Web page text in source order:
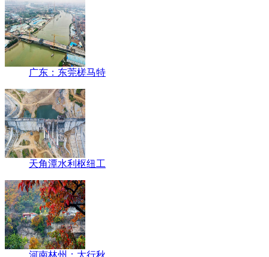
广东：东莞槎马特
天角潭水利枢纽工